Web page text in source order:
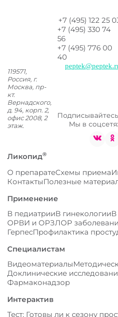
119571,
Россия, г.
Москва, пр-
кт.
Вернадского,
д. 94, корп. 2,
офис 2008, 2
этаж.
+7 (495) 122 25
+7 (495) 330 74
56
+7 (495) 776 00
40
Мы в
Ликопид®
О препаратеСхемы приема
КонтактыПолезные
Применение
В педиатрииВ гинекологииВ
ОРВИ и ОРЗЛОР
ГерпесПрофилактика
Специалистам
Видеоматериалы
Доклинические
Фармаконадзор
Интерактив
Тест: Готовы ли к сезону